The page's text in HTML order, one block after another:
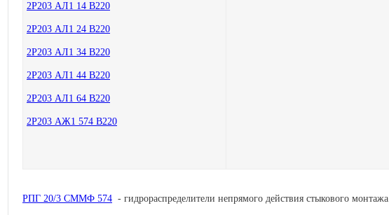
2Р203 АЛ1 14 В220
2Р203 АЛ1 24 В220
2Р203 АЛ1 34 В220
2Р203 АЛ1 44 В220
2Р203 АЛ1 64 В220
2Р203 АЖ1 574 В220
РПГ 20/3 СММФ 574 - гидрораспределители непрямого действия стыкового монтажа.